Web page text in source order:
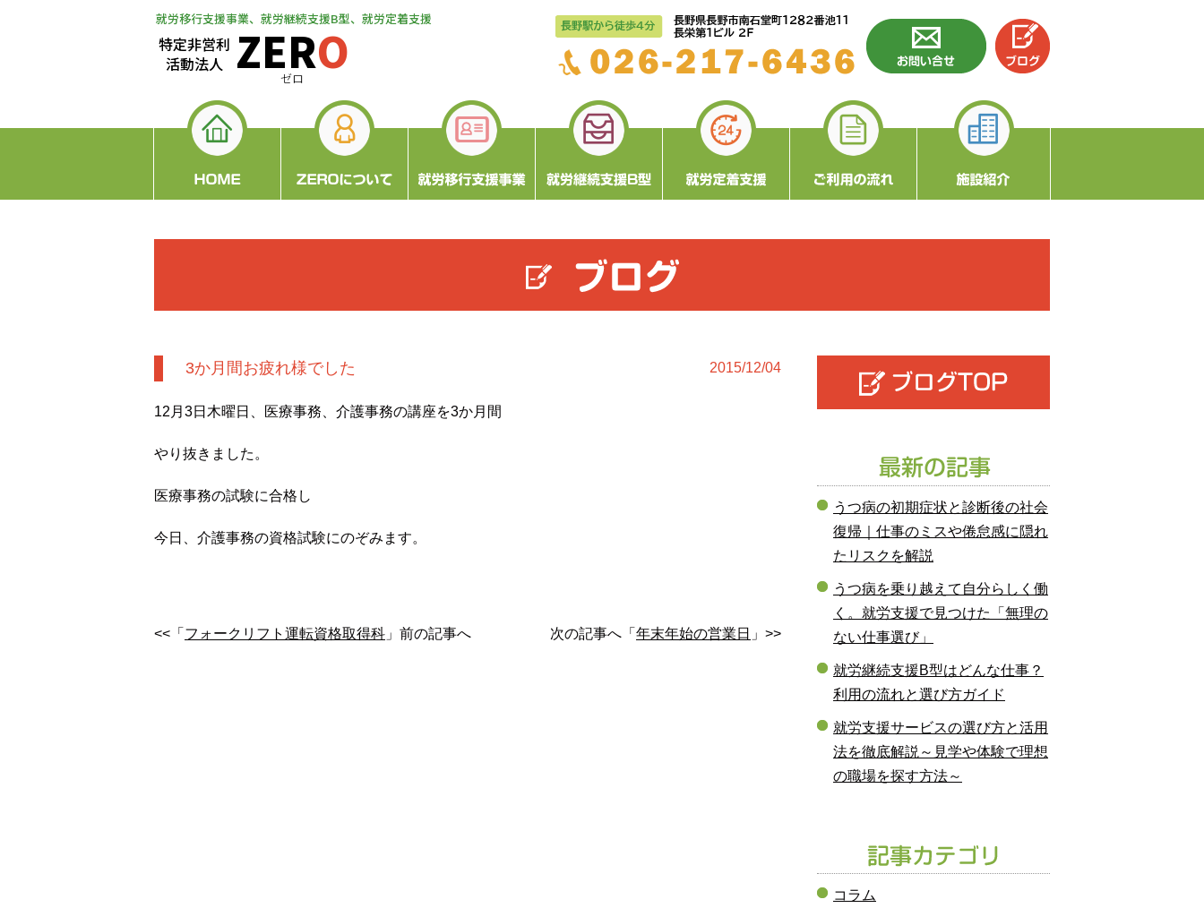
就労移行支援事業、就労継続支援B型、就労定着支援
特定非営利
活動法人
ZERO
ゼロ
3か月間お疲れ様でした 2015/12/04
12月3日木曜日、医療事務、介護事務の講座を3か月間
やり抜きました。
医療事務の試験に合格し
今日、介護事務の資格試験にのぞみます。
<<「 フォークリフト運転資格取得科 」前の記事へ 次の記事へ「 年末年始の営業日 」>>
うつ病の初期症状と診断後の社会
復帰｜仕事のミスや倦怠感に隠れ
たリスクを解説
うつ病を乗り越えて自分らしく働
く。就労支援で見つけた「無理の
ない仕事選び」
就労継続支援B型はどんな仕事？
利用の流れと選び方ガイド
就労支援サービスの選び方と活用
法を徹底解説～見学や体験で理想
の職場を探す方法～
コラム